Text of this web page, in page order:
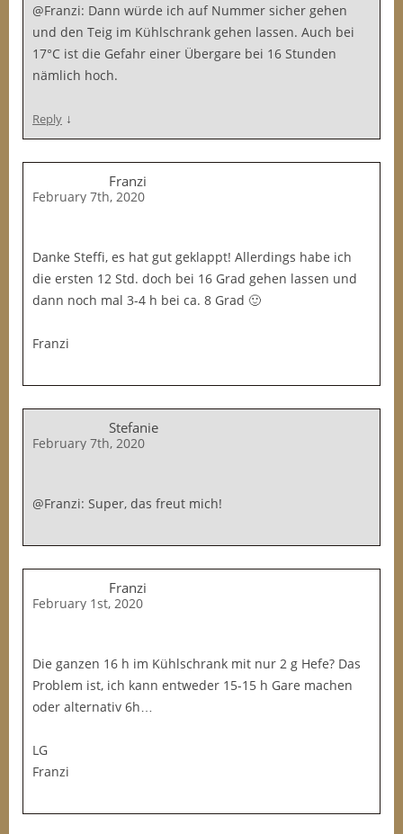
@Franzi: Dann würde ich auf Nummer sicher gehen
und den Teig im Kühlschrank gehen lassen. Auch bei
17°C ist die Gefahr einer Übergare bei 16 Stunden
nämlich hoch.
Reply ↓
Franzi
February 7th, 2020
Danke Steffi, es hat gut geklappt! Allerdings habe ich
die ersten 12 Std. doch bei 16 Grad gehen lassen und
dann noch mal 3-4 h bei ca. 8 Grad 🙂
Franzi
Stefanie
February 7th, 2020
@Franzi: Super, das freut mich!
Franzi
February 1st, 2020
Die ganzen 16 h im Kühlschrank mit nur 2 g Hefe? Das
Problem ist, ich kann entweder 15-15 h Gare machen
oder alternativ 6h…
LG
Franzi